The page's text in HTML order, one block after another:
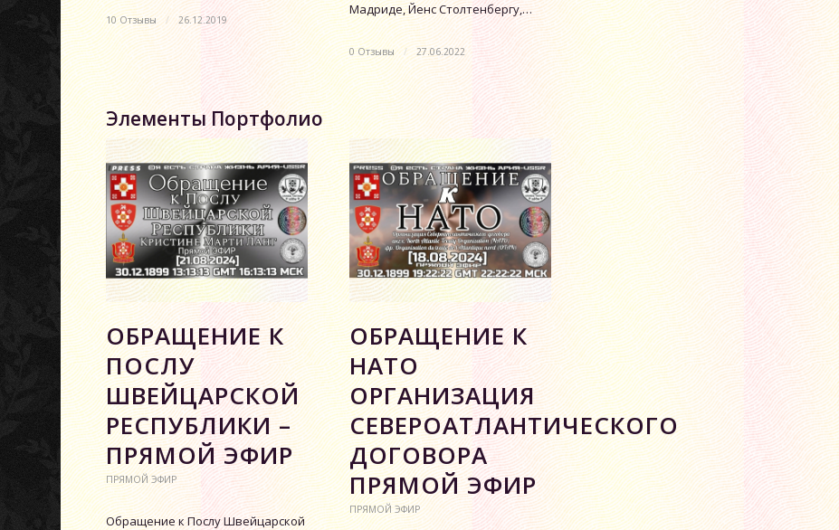
10 Отзывы / 26.12.2019
Мадриде, Йенс Столтенбергу,…
0 Отзывы / 27.06.2022
Элементы Портфолио
ОБРАЩЕНИЕ К
ПОСЛУ
ШВЕЙЦАРСКОЙ
РЕСПУБЛИКИ –
ПРЯМОЙ ЭФИР
ПРЯМОЙ ЭФИР
Обращение к Послу Швейцарской
ОБРАЩЕНИЕ К
НАТО
ОРГАНИЗАЦИЯ
СЕВЕРОАТЛАНТИЧЕСКОГО
ДОГОВОРА
ПРЯМОЙ ЭФИР
ПРЯМОЙ ЭФИР